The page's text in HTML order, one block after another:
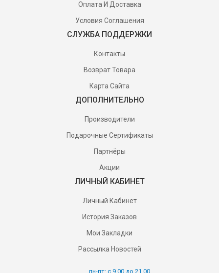
Оплата И Доставка
Условия Соглашения
СЛУЖБА ПОДДЕРЖКИ
Контакты
Возврат Товара
Карта Сайта
ДОПОЛНИТЕЛЬНО
Производители
Подарочные Сертификаты
Партнёры
Акции
ЛИЧНЫЙ КАБИНЕТ
Личный Кабинет
История Заказов
Мои Закладки
Рассылка Новостей
пн-пт: с 9.00 до 21.00